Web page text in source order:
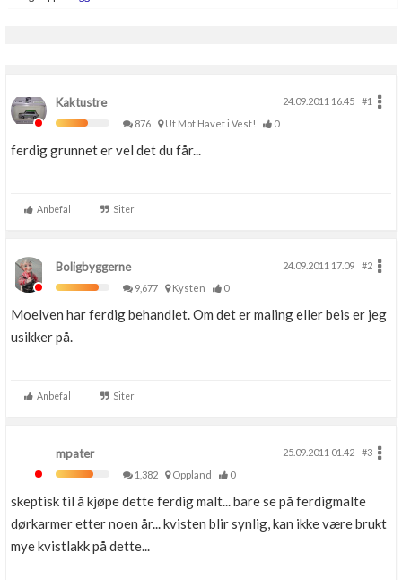
Kaktustre 24.09.2011 16.45
#1
876
Ut Mot Havet i Vest! 0
ferdig grunnet er vel det du får...
Anbefal Siter
Boligbyggerne 24.09.2011 17.09
#2
9,677
Kysten 0
Moelven har ferdig behandlet. Om det er maling eller beis er jeg
usikker på.
Anbefal Siter
mpater 25.09.2011 01.42
#3
1,382
Oppland 0
skeptisk til å kjøpe dette ferdig malt... bare se på ferdigmalte
dørkarmer etter noen år... kvisten blir synlig, kan ikke være brukt
mye kvistlakk på dette...